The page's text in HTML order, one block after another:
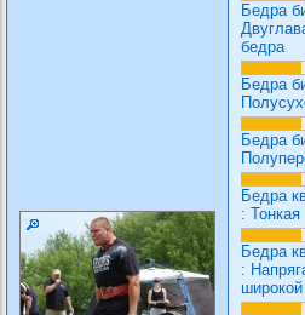
Бедра
бедра
Бедра
Бедра
Бедра
: Тонкая
Бедра
: